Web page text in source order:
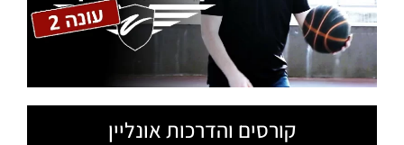
קורסים והדרכות אונליין